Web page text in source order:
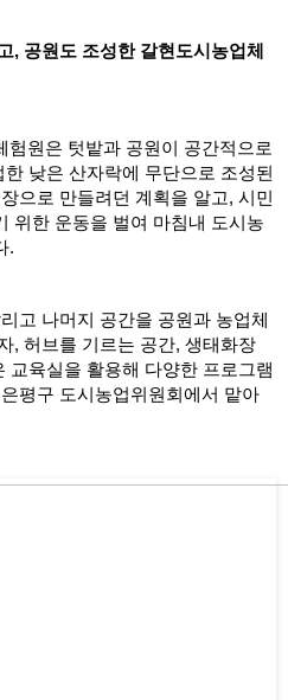
, 공원도 조성한 갈현도시농업체
험원은 텃밭과 공원이 공간적으로
낮은 산자락에 무단으로 조성된
으로 만들려던 계획을 알고, 시민
위한 운동을 벌여 마침내 도시농
.
고 나머지 공간을 공원과 농업체
, 허브를 기르는 공간, 생태화장
교육실을 활용해 다양한 프로그램
평구 도시농업위원회에서 맡아